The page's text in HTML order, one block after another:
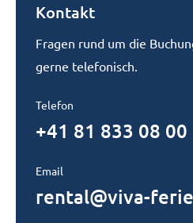
Kontakt
Fragen rund um die
gerne telefonisch.
Telefon
+41 81 833 08 00
Email
rental@viva-